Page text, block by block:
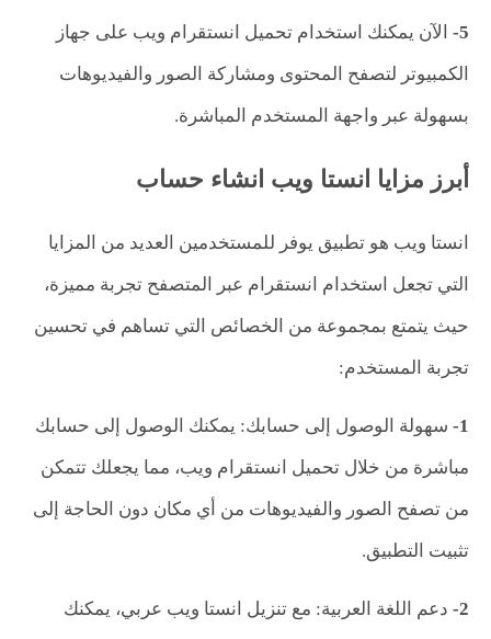
5-
الآن يمكنك استخدام تحميل انستقرام ويب على جهاز
الكمبيوتر لتصفح المحتوى ومشاركة الصور والفيديوهات
بسهولة عبر واجهة المستخدم المباشرة.
أبرز مزايا انستا ويب انشاء حساب
انستا ويب هو تطبيق يوفر للمستخدمين العديد من المزايا
التي تجعل استخدام انستقرام عبر المتصفح تجربة مميزة،
حيث يتمتع بمجموعة من الخصائص التي تساهم في تحسين
تجربة المستخدم:
1-
سهولة الوصول إلى حسابك: يمكنك الوصول إلى حسابك
مباشرة من خلال تحميل انستقرام ويب، مما يجعلك تتمكن
من تصفح الصور والفيديوهات من أي مكان دون الحاجة إلى
تثبيت التطبيق.
2- دعم اللغة العربية: مع تنزيل انستا ويب عربي، يمكنك